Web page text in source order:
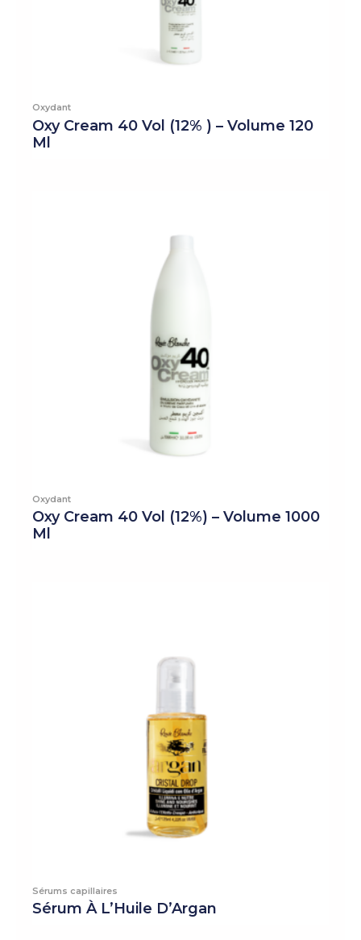
Oxydant
Oxy Cream 40 Vol (12% ) – Volume 120
Ml
Oxydant
Oxy Cream 40 Vol (12%) – Volume 1000
Ml
Sérums capillaires
Sérum À L’Huile D’Argan